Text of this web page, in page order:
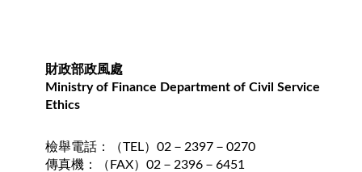
財政部政風處
Ministry of Finance Department of Civil Service
Ethics
檢舉電話：（TEL）02－2397－0270
傳真機：（FAX）02－2396－6451